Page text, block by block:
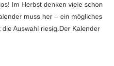
Im Herbst denken viele schon
muss her – ein mögliches
Auswahl riesig.Der Kalender